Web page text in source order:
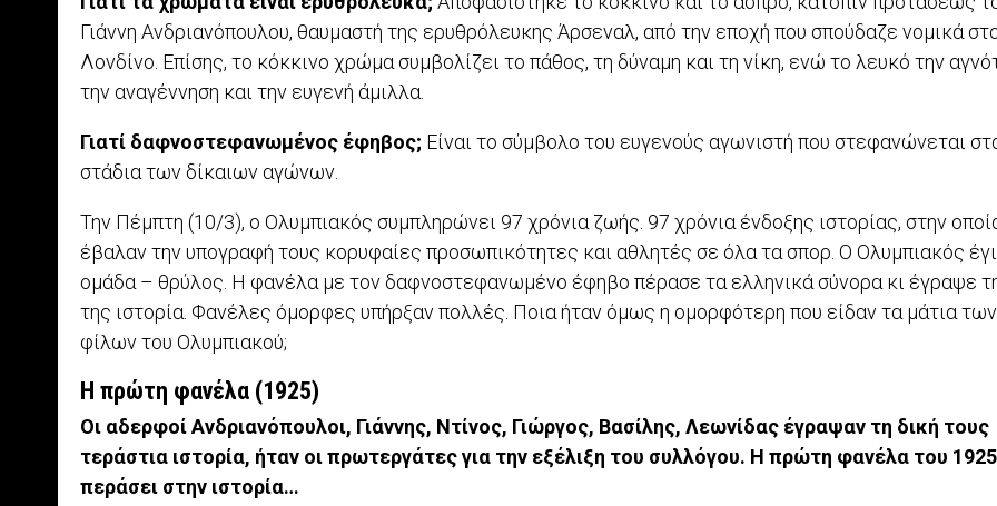
Γιάννη Ανδριανόπουλου, θαυμαστή της ερυθρόλευκης Άρσεναλ, από την εποχή που σπούδαζε νομικά
Λονδίνο. Επίσης, το κόκκινο χρώμα συμβολίζει το πάθος, τη δύναμη και τη νίκη, ενώ το λευκό την
την αναγέννηση και την ευγενή άμιλλα.
Γιατί δαφνοστεφανωμένος έφηβος; Είναι το σύμβολο του ευγενούς αγωνιστή που στεφανώνεται
στάδια των δίκαιων αγώνων.
Την Πέμπτη (10/3), ο Ολυμπιακός συμπληρώνει 97 χρόνια ζωής. 97 χρόνια ένδοξης ιστορίας, στην
έβαλαν την υπογραφή τους κορυφαίες προσωπικότητες και αθλητές σε όλα τα σπορ. Ο Ολυμπιακός
ομάδα – θρύλος. Η φανέλα με τον δαφνοστεφανωμένο έφηβο πέρασε τα ελληνικά σύνορα κι έγραψε
της ιστορία. Φανέλες όμορφες υπήρξαν πολλές. Ποια ήταν όμως η ομορφότερη που είδαν τα μάτια των
φίλων του Ολυμπιακού;
Η πρώτη φανέλα (1925)
Οι αδερφοί Ανδριανόπουλοι, Γιάννης, Ντίνος, Γιώργος, Βασίλης, Λεωνίδας έγραψαν τη δική τους
τεράστια ιστορία, ήταν οι πρωτεργάτες για την εξέλιξη του συλλόγου. Η πρώτη φανέλα του 1925
περάσει στην ιστορία…